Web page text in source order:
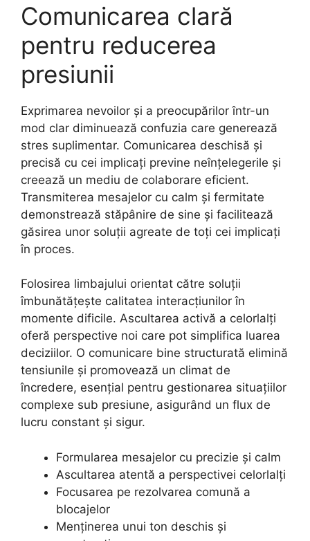
Comunicarea clară
pentru reducerea
presiunii
Exprimarea nevoilor și a preocupărilor într-un
mod clar diminuează confuzia care generează
stres suplimentar. Comunicarea deschisă și
precisă cu cei implicați previne neînțelegerile și
creează un mediu de colaborare eficient.
Transmiterea mesajelor cu calm și fermitate
demonstrează stăpânire de sine și facilitează
găsirea unor soluții agreate de toți cei implicați
în proces.
Folosirea limbajului orientat către soluții
îmbunătățește calitatea interacțiunilor în
momente dificile. Ascultarea activă a celorlalți
oferă perspective noi care pot simplifica luarea
deciziilor. O comunicare bine structurată elimină
tensiunile și promovează un climat de
încredere, esențial pentru gestionarea situațiilor
complexe sub presiune, asigurând un flux de
lucru constant și sigur.
Formularea mesajelor cu precizie și calm
Ascultarea atentă a perspectivei celorlalți
Focusarea pe rezolvarea comună a
blocajelor
Menținerea unui ton deschis și